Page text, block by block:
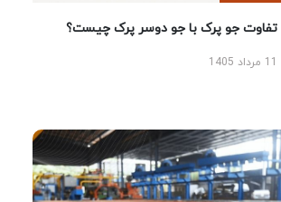
تفاوت جو پرک با جو دوسر پرک چیست؟